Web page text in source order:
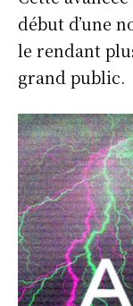
début d’une
le rendant
grand public.